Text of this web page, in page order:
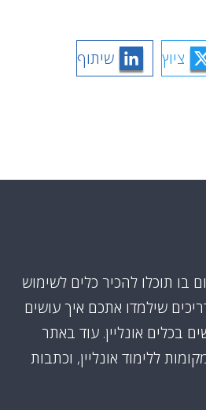
ציוץ שיתוף
בו תוכלו להכיר כלים לשימוש
שילמדו אתכם איך עושים
בכלים אונליין. עוד באתר
ללימוד אונליין, וכתבות